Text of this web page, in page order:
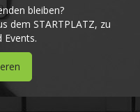
bleiben?
dem STARTPLATZ, zu
Events.